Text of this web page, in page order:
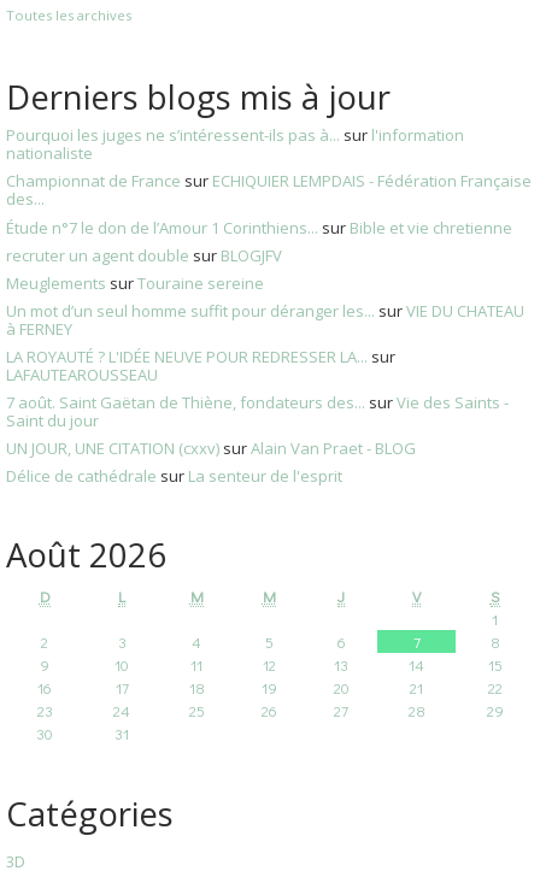
Toutes les archives
Derniers blogs mis à jour
Pourquoi les juges ne s’intéressent-ils pas à... sur l'information
nationaliste
Championnat de France sur ECHIQUIER LEMPDAIS - Fédération Française
des...
Étude n°7 le don de l’Amour 1 Corinthiens... sur Bible et vie chretienne
recruter un agent double sur BLOGJFV
Meuglements surTouraine sereine
Un mot d’un seul homme suffit pour déranger les... surVIE DU CHATEAU
à FERNEY
LA ROYAUTÉ ? L'IDÉE NEUVE POUR REDRESSER LA... sur
LAFAUTEAROUSSEAU
7 août. Saint Gaëtan de Thiène, fondateurs des... surVie des Saints -
Saint du jour
UN JOUR, UNE CITATION (cxxv) surAlain Van Praet - BLOG
Délice de cathédrale sur La senteur de l'esprit
Août 2026
D L M M J V
S
1
2
3 4 5 6 7
8
9
10 11 12 13 14
15
16
17 18 19 20 21
22
23
24 25 26 27 28
29
30
31
Catégories
3D